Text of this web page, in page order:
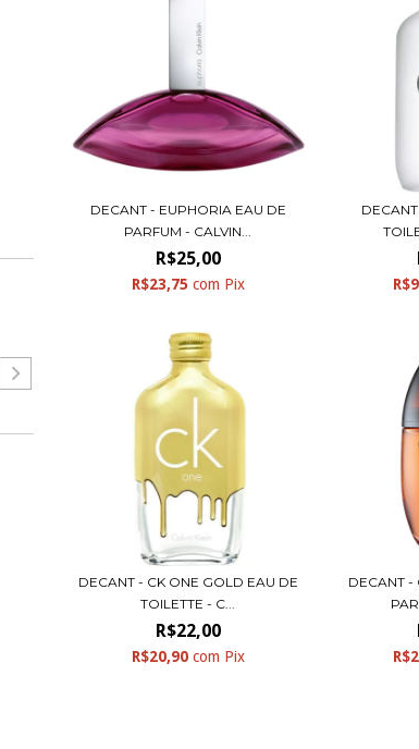
DECANT - EUPHORIA EAU DE
PARFUM - CALVIN...
R$25,00
R$23,75 com Pix
DECANT - CK ONE GOLD EAU DE
TOILETTE - C...
R$22,00
R$20,90 com Pix
DECANT -